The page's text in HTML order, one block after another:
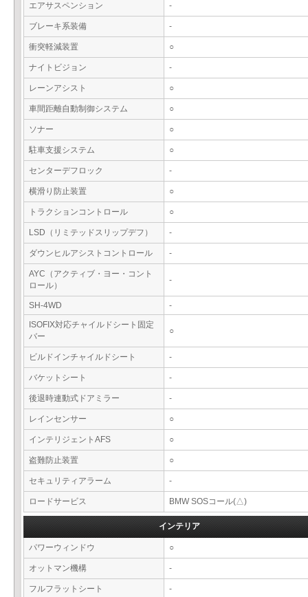
エアサスペンション -
ブレーキ系装備 -
衝突軽減装置 ○
ナイトビジョン -
レーンアシスト ○
車間距離自動制御システム ○
ソナー ○
駐車支援システム ○
センターデフロック -
横滑り防止装置 ○
トラクションコントロール ○
LSD（リミテッドスリップデフ） -
ダウンヒルアシストコントロール -
AYC（アクティブ・ヨー・コント
ロール）
-
SH-4WD
-
ISOFIX対応チャイルドシート固定
バー
○
ビルドインチャイルドシート -
バケットシート -
後退時連動式ドアミラー -
レインセンサー ○
インテリジェントAFS ○
盗難防止装置 ○
セキュリティアラーム -
ロードサービス BMW SOSコール(△)
インテリア
パワーウィンドウ ○
オットマン機構 -
フルフラットシート -